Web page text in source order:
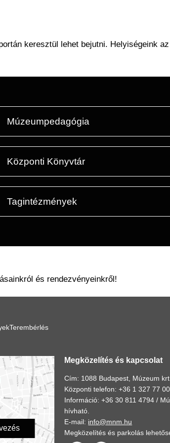
keresztül lehet bejutni. Helyiségeink
Múzeumpedagógia
Központi Könyvtár
Tagintézmények
és rendezvényeinkről!
Terembérlés
Megközelítés és kapcsolat
Cím: 1088 Budapest, Múzeum
Központi telefon: +36 1 327 77 00
Információ: +36 30 811 4794 /
hívható.
E-mail: info@mnm.hu
Megközelítés és parkolás